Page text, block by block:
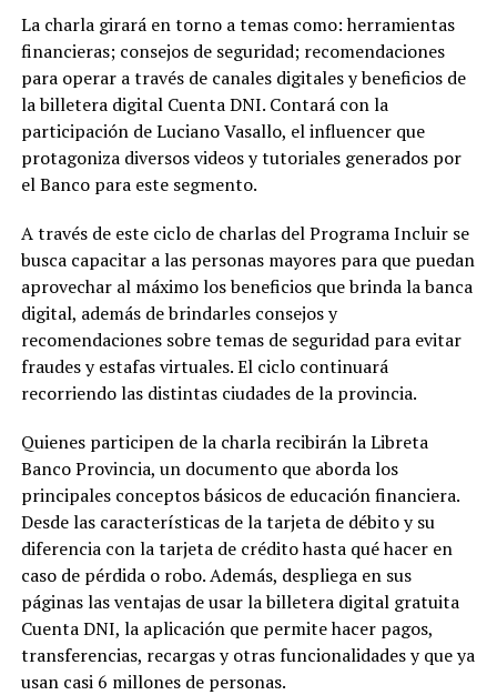
La charla girará en torno a temas como: herramientas
financieras; consejos de seguridad; recomendaciones
para operar a través de canales digitales y beneficios de
la billetera digital Cuenta DNI. Contará con la
participación de Luciano Vasallo, el influencer que
protagoniza diversos videos y tutoriales generados por
el Banco para este segmento.
A través de este ciclo de charlas del Programa Incluir se
busca capacitar a las personas mayores para que puedan
aprovechar al máximo los beneficios que brinda la banca
digital, además de brindarles consejos y
recomendaciones sobre temas de seguridad para evitar
fraudes y estafas virtuales. El ciclo continuará
recorriendo las distintas ciudades de la provincia.
Quienes participen de la charla recibirán la Libreta
Banco Provincia, un documento que aborda los
principales conceptos básicos de educación financiera.
Desde las características de la tarjeta de débito y su
diferencia con la tarjeta de crédito hasta qué hacer en
caso de pérdida o robo. Además, despliega en sus
páginas las ventajas de usar la billetera digital gratuita
Cuenta DNI, la aplicación que permite hacer pagos,
transferencias, recargas y otras funcionalidades y que ya
usan casi 6 millones de personas.